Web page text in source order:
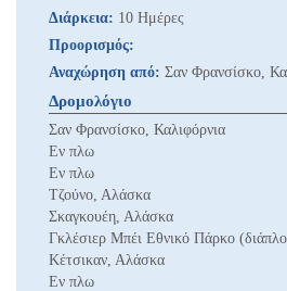
Διάρκεια: 10 Ημέρες
Προορισμός:
Αναχώρηση από: Σαν Φρανσίσκο,
Δρομολόγιο
Σαν Φρανσίσκο, Καλιφόρνια
Εν πλω
Εν πλω
Τζούνο, Αλάσκα
Σκαγκουέη, Αλάσκα
Γκλέσιερ Μπέι Εθνικό Πάρκο
Κέτσικαν, Αλάσκα
Εν πλω